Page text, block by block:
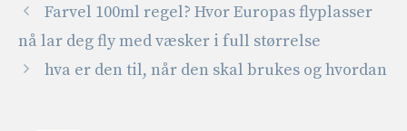
Farvel 100ml regel? Hvor Europas flyplasser
nå lar deg fly med væsker i full størrelse
hva er den til, når den skal brukes og hvordan